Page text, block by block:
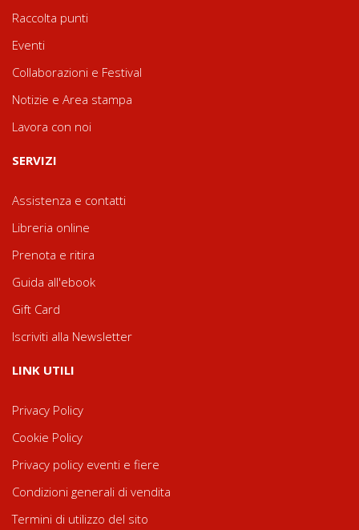
Raccolta punti
Eventi
Collaborazioni e Festival
Notizie e Area stampa
Lavora con noi
SERVIZI
Assistenza e contatti
Libreria online
Prenota e ritira
Guida all'ebook
Gift Card
Iscriviti alla Newsletter
LINK UTILI
Privacy Policy
Cookie Policy
Privacy policy eventi e fiere
Condizioni generali di vendita
Termini di utilizzo del sito